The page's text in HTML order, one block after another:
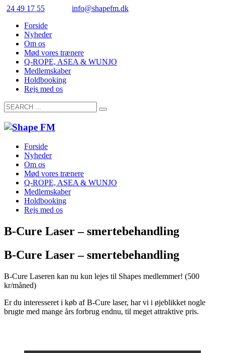
24 49 17 55
info@shapefm.dk
Forside
Nyheder
Om os
Mød vores trænere
Q-ROPE, ASEA & WUNJO
Medlemskaber
Holdbooking
Rejs med os
Forside
Nyheder
Om os
Mød vores trænere
Q-ROPE, ASEA & WUNJO
Medlemskaber
Holdbooking
Rejs med os
B-Cure Laser – smertebehandling
B-Cure Laser – smertebehandling
B-Cure Laseren kan nu kun lejes til Shapes medlemmer! (500
kr/måned)
Er du interesseret i køb af B-Cure laser, har vi i øjeblikket nogle
brugte med mange års forbrug endnu, til meget attraktive pris.